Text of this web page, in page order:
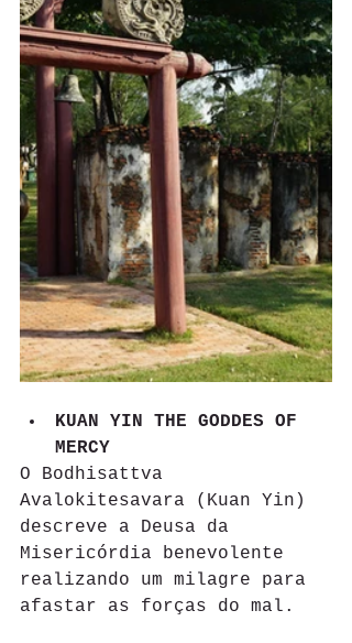
KUAN YIN THE GODDES OF
MERCY
O Bodhisattva
Avalokitesavara (Kuan Yin)
descreve a Deusa da
Misericórdia benevolente
realizando um milagre para
afastar as forças do mal.